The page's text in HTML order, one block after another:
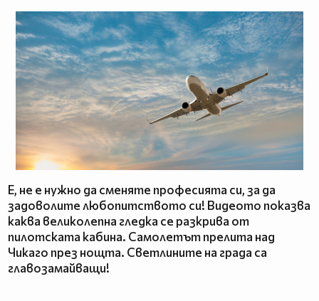
Е, не е нужно да сменяте професията си, за да
задоволите любопитството си! Видеото показва
каква великолепна гледка се разкрива от
пилотската кабина. Самолетът прелита над
Чикаго през нощта. Светлините на града са
главозамайващи!